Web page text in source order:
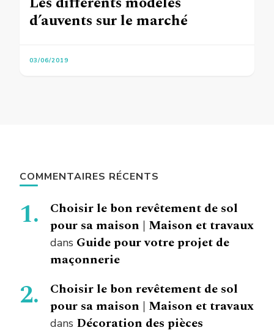
d’auvents sur le marché
03/06/2019
COMMENTAIRES RÉCENTS
Choisir le bon revêtement de sol
pour sa maison | Maison et travaux
dans Guide pour votre projet de
maçonnerie
Choisir le bon revêtement de sol
pour sa maison | Maison et travaux
dans Décoration des pièces